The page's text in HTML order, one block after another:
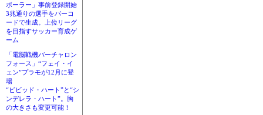
ボーラー」事前登録開始
3兆通りの選手をバーコ
ードで生成。上位リーグ
を目指すサッカー育成ゲ
ーム
「電脳戦機バーチャロン
フォース」“フェイ・イ
ェン”プラモが12月に登
場
“ビビッド・ハート”と“シ
ンデレラ・ハート”。胸
の大きさも変更可能！